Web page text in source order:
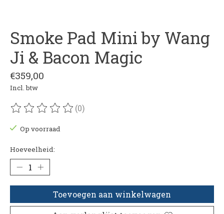
Smoke Pad Mini by Wang
Ji & Bacon Magic
€359,00
Incl. btw
De beoordeling van dit product is
(0)
Op voorraad
Hoeveelheid:
Toevoegen aan winkelwagen